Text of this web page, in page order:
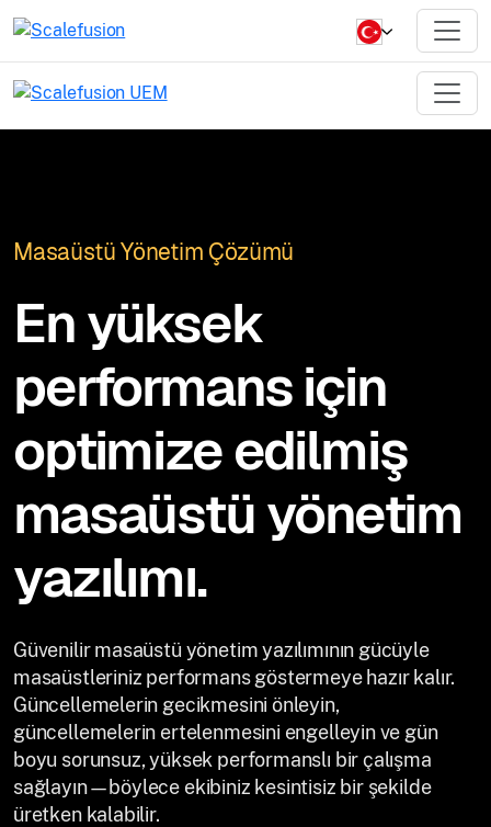
Masaüstü Yönetim Çözümü
En yüksek
performans için
optimize edilmiş
masaüstü yönetim
yazılımı.
Güvenilir masaüstü yönetim yazılımının gücüyle
masaüstleriniz performans göstermeye hazır kalır.
Güncellemelerin gecikmesini önleyin,
güncellemelerin ertelenmesini engelleyin ve gün
boyu sorunsuz, yüksek performanslı bir çalışma
sağlayın—böylece ekibiniz kesintisiz bir şekilde
üretken kalabilir.